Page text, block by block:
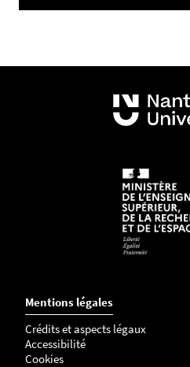
Mentions légales
Crédits et aspects légaux
Accessibilité
Cookies